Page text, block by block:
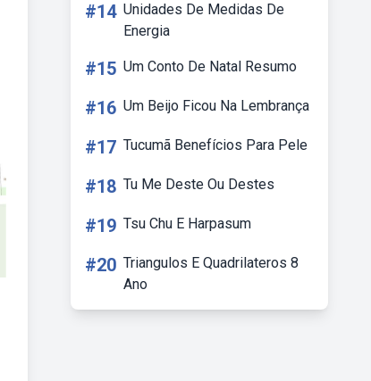
#14 Unidades De Medidas De
Energia
#15 Um Conto De Natal Resumo
#16 Um Beijo Ficou Na Lembrança
#17 Tucumã Benefícios Para Pele
#18 Tu Me Deste Ou Destes
#19 Tsu Chu E Harpasum
#20 Triangulos E Quadrilateros 8
Ano